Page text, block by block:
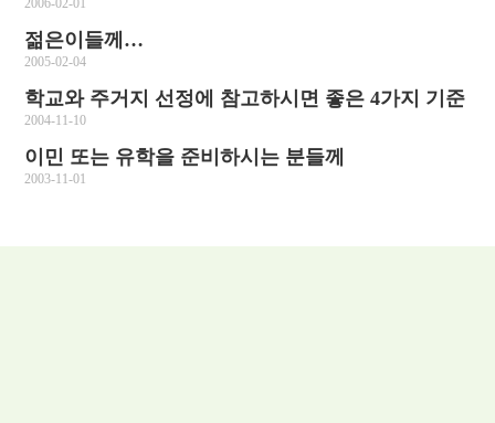
2006-02-01
젊은이들께…
2005-02-04
학교와 주거지 선정에 참고하시면 좋은 4가지 기준
2004-11-10
이민 또는 유학을 준비하시는 분들께
2003-11-01